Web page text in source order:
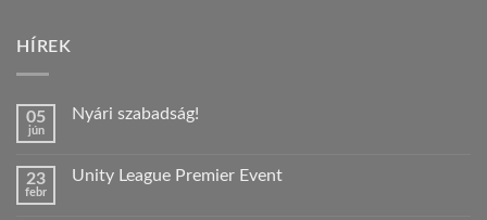
HÍREK
05
jún
Nyári szabadság!
Nyári
23
febr
Unity League Premier Event